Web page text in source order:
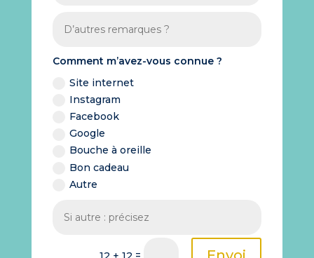
Comment m’avez-vous connue ?
Site internet
Instagram
Facebook
Google
Bouche à oreille
Bon cadeau
Autre